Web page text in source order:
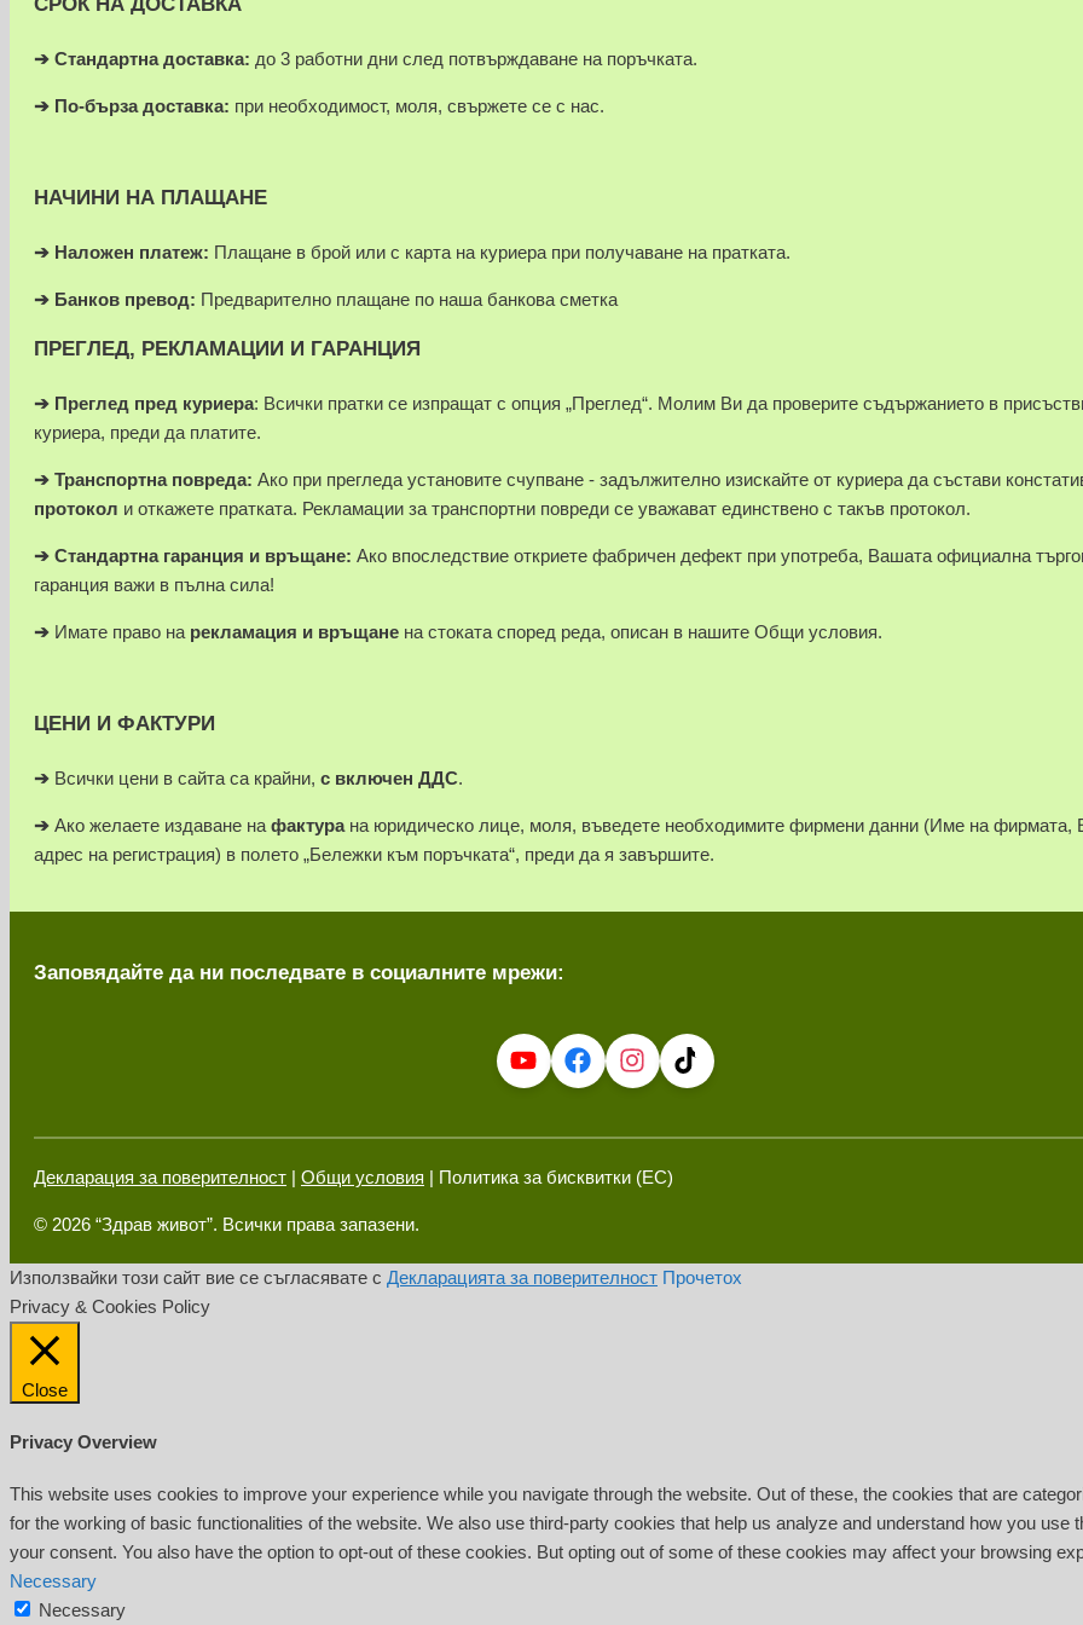
➔ Стандартна доставка: до 3 работни дни след потвърждаване на поръчката.
➔ По-бърза доставка: при необходимост, моля, свържете се с нас.
НАЧИНИ НА ПЛАЩАНЕ
➔ Наложен платеж: Плащане в брой или с карта на куриера при получаване на пратката.
➔ Банков превод: Предварително плащане по наша банкова сметка
ПРЕГЛЕД, РЕКЛАМАЦИИ И ГАРАНЦИЯ
➔ Преглед пред куриера: Всички пратки се изпращат с опция „Преглед“. Молим Ви да проверите съдържанието в
куриера, преди да платите.
➔ Транспортна повреда: Ако при прегледа установите счупване - задължително изискайте от куриера да състави
протокол и откажете пратката. Рекламации за транспортни повреди се уважават единствено с такъв протокол.
➔ Стандартна гаранция и връщане: Ако впоследствие откриете фабричен дефект при употреба, Вашата официална
гаранция важи в пълна сила!
➔ Имате право на рекламация и връщане на стоката според реда, описан в нашите Общи условия.
ЦЕНИ И ФАКТУРИ
➔ Всички цени в сайта са крайни, с включен ДДС.
➔ Ако желаете издаване на фактура на юридическо лице, моля, въведете необходимите фирмени данни (Име на фирмата,
адрес на регистрация) в полето „Бележки към поръчката“, преди да я завършите.
Заповядайте да ни последвате в социалните мрежи:
Декларация за поверителност | Общи условия | Политика за бисквитки (ЕС)
© 2026 “Здрав живот”. Всички права запазени.
Използвайки този сайт вие се съгласявате с Декларацията за поверителност Прочетох
Privacy & Cookies Policy
Close
Privacy Overview
This website uses cookies to improve your experience while you navigate through the website. Out of these, the cookies that are
for the working of basic functionalities of the website. We also use third-party cookies that help us analyze and understand how you
your consent. You also have the option to opt-out of these cookies. But opting out of some of these cookies may affect your browsing
Necessary
Necessary